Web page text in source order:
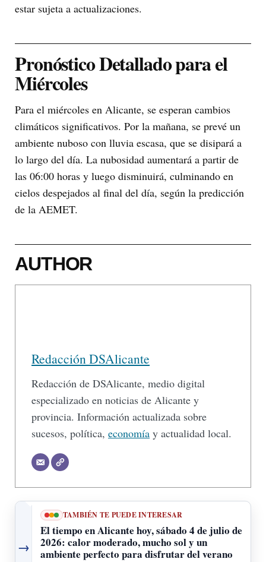
estar sujeta a actualizaciones.
Pronóstico Detallado para el
Miércoles
Para el miércoles en Alicante, se esperan cambios
climáticos significativos. Por la mañana, se prevé un
ambiente nuboso con lluvia escasa, que se disipará a
lo largo del día. La nubosidad aumentará a partir de
las 06:00 horas y luego disminuirá, culminando en
cielos despejados al final del día, según la predicción
de la AEMET.
AUTHOR
Redacción DSAlicante
Redacción de DSAlicante, medio digital
especializado en noticias de Alicante y
provincia. Información actualizada sobre
sucesos, política, economía y actualidad local.
→
TAMBIÉN TE PUEDE INTERESAR
El tiempo en Alicante hoy, sábado 4 de julio de
2026: calor moderado, mucho sol y un
ambiente perfecto para disfrutar del verano